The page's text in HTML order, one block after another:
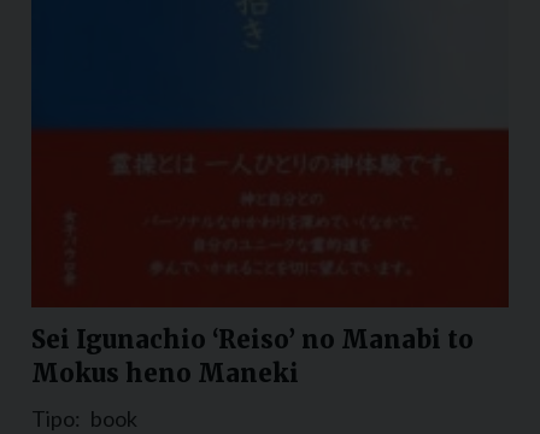
Sei Igunachio ‘Reiso’ no Manabi to
Mokus heno Maneki
Tipo: book